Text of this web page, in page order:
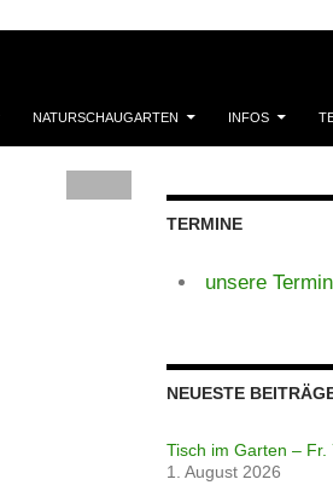
NATURSCHAUGARTEN INFOS
TERMINE
unsere
NEUESTE
Tisch im Garten –
1. August 2026